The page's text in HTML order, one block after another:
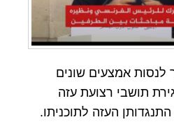
אמצעים שונים
תושבי רצועת עזה
העזה לתוכניתו.